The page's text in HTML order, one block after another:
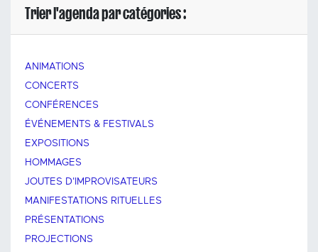
Trier l'agenda par catégories :
ANIMATIONS
CONCERTS
CONFÉRENCES
ÉVÉNEMENTS & FESTIVALS
EXPOSITIONS
HOMMAGES
JOUTES D'IMPROVISATEURS
MANIFESTATIONS RITUELLES
PRÉSENTATIONS
PROJECTIONS